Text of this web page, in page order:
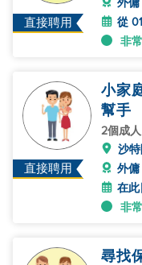
直接聘用
外傭
從
非
直接聘用
小家
幫手
2個成
沙
外傭
在此
非
尋找